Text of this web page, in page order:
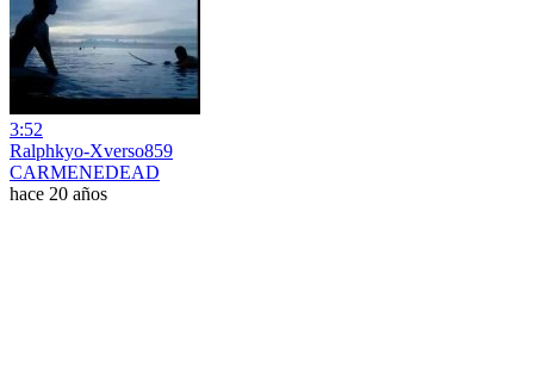
3:52
Ralphkyo-Xverso859
CARMENEDEAD
hace 20 años